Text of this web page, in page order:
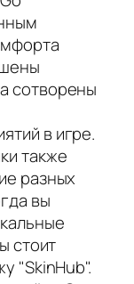
сотворены
в игре.
также
разных
вы
стоит
"SkinHub".